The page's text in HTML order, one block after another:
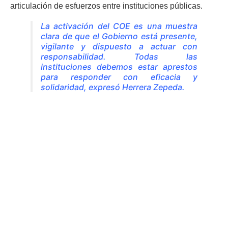
articulación de esfuerzos entre instituciones públicas.
La activación del COE es una muestra
clara de que el Gobierno está presente,
vigilante y dispuesto a actuar con
responsabilidad. Todas las
instituciones debemos estar aprestos
para responder con eficacia y
solidaridad, expresó Herrera Zepeda.